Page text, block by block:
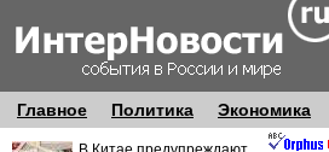
Главное Политика Экономика